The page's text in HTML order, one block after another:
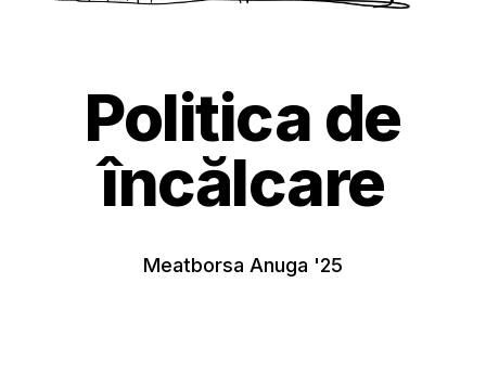
Politica de
încălcare
Meatborsa Anuga '25